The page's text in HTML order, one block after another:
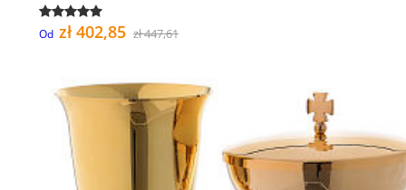
Od zł 402,85 zł 447,61